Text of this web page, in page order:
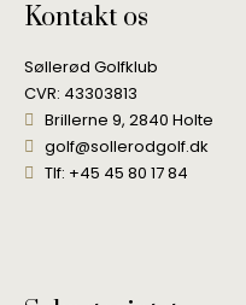
Kontakt os
Søllerød Golfklub
CVR: 43303813
Brillerne 9, 2840 Holte
golf@sollerodgolf.dk
Tlf: +45 45 80 17 84